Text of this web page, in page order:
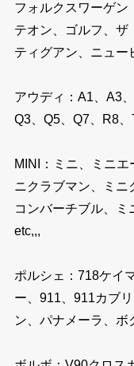
フォルクスワーゲン
テオン、ゴルフ、ザ
ティグアン、ニュ
アウディ：A1、A3
Q3、Q5、Q7、R8
MINI：ミニ、ミニエ
ニクラブマン、ミニ
コンバーチブル、
etc,,,
ポルシェ：718ケイ
ー、911、911カブ
ン、パナメーラ、